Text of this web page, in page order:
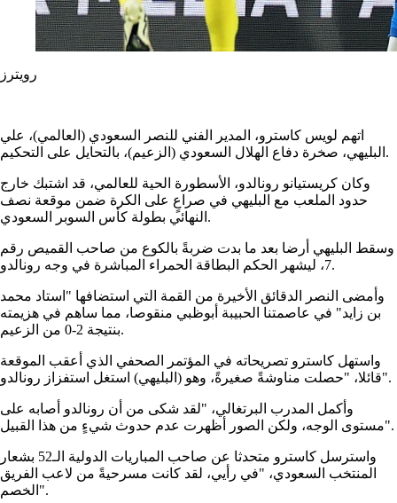
رويترز
اتهم لويس كاسترو، المدير الفني للنصر السعودي (العالمي)، علي
البليهي، صخرة دفاع الهلال السعودي (الزعيم)، بالتحايل على التحكيم.
وكان كريستيانو رونالدو، الأسطورة الحية للعالمي، قد اشتبك خارج
حدود الملعب مع البليهي في صراعٍ على الكرة ضمن موقعة نصف
النهائي بطولة كأس السوبر السعودي.
وسقط البليهي أرضا بعد ما بدت ضربةً بالكوع من صاحب القميص رقم
7، ليشهر الحكم البطاقة الحمراء المباشرة في وجه رونالدو.
وأمضى النصر الدقائق الأخيرة من القمة التي استضافها "استاد محمد
بن زايد" في عاصمتنا الحبيبة أبوظبي منقوصا، مما ساهم في هزيمته
بنتيجة 2-0 من الزعيم.
واستهل كاسترو تصريحاته في المؤتمر الصحفي الذي أعقب الموقعة
قائلا، "حصلت مناوشةً صغيرةً، وهو (البليهي) استغل استفزاز رونالدو".
وأكمل المدرب البرتغالي، "لقد شكى من أن رونالدو أصابه على
مستوى الوجه، ولكن الصور أظهرت عدم حدوث شيءٍ من هذا القبيل".
واسترسل كاسترو متحدثا عن صاحب المباريات الدولية الـ52 بشعار
المنتخب السعودي، "في رأيي، لقد كانت مسرحيةً من لاعب الفريق
الخصم".